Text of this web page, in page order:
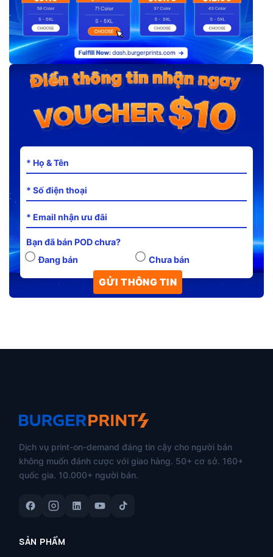
Bạn đã bán POD chưa?
Đang bán
Chưa bán
Dịch vụ print-on-demand đáng tin cậy cho người bán
không muốn đánh cược với giao hàng. 50+ cơ sở. 160+
quốc gia. 10.000+ người bán.
SẢN PHẨM